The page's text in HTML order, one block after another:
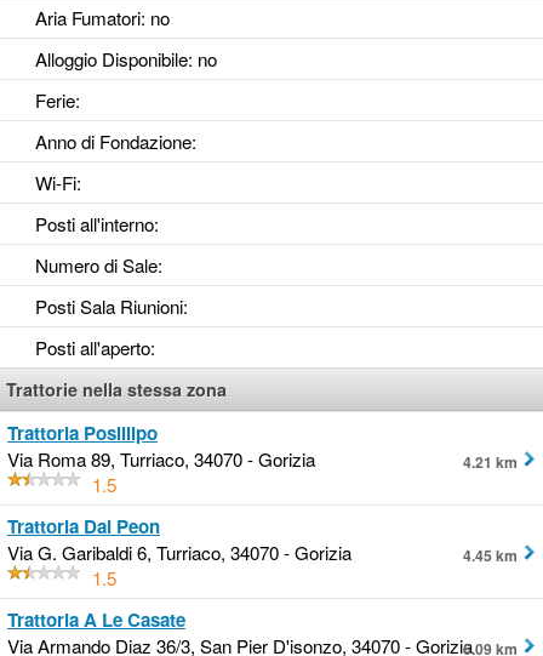
Aria Fumatori: no
Alloggio Disponibile: no
Ferie:
Anno di Fondazione:
Wi-Fi:
Posti all'interno:
Numero di Sale:
Posti Sala Riunioni:
Posti all'aperto:
Trattorie nella stessa zona
Trattoria Posillipo
Via Roma 89, Turriaco, 34070 - Gorizia
1.5
4.21 km
Trattoria Dal Peon
Via G. Garibaldi 6, Turriaco, 34070 - Gorizia
1.5
4.45 km
Trattoria A Le Casate
Via Armando Diaz 36/3, San Pier D'isonzo, 34070 - Gorizia6.09 km